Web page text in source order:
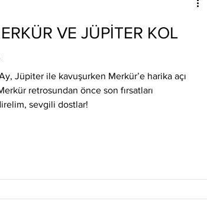
VE JÜPİTER KOL
Jüpiter ile kavuşurken Merkür’e harika açı
retrosundan önce son fırsatları
sevgili dostlar!